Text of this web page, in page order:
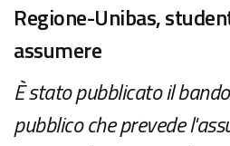
Regione-Unibas,
assumere
È stato pubblicato il
pubblico che prevede